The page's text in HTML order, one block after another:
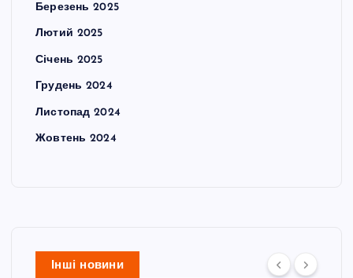
Березень 2025
Лютий 2025
Січень 2025
Грудень 2024
Листопад 2024
Жовтень 2024
Інші новини